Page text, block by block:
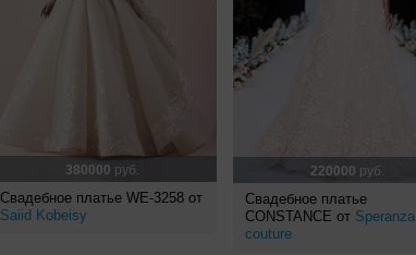
380000 руб.
Свадебное платье WE-3258 от
Saiid Kobeisy
220000 руб.
Свадебное платье
CONSTANCE от Speranza
couture